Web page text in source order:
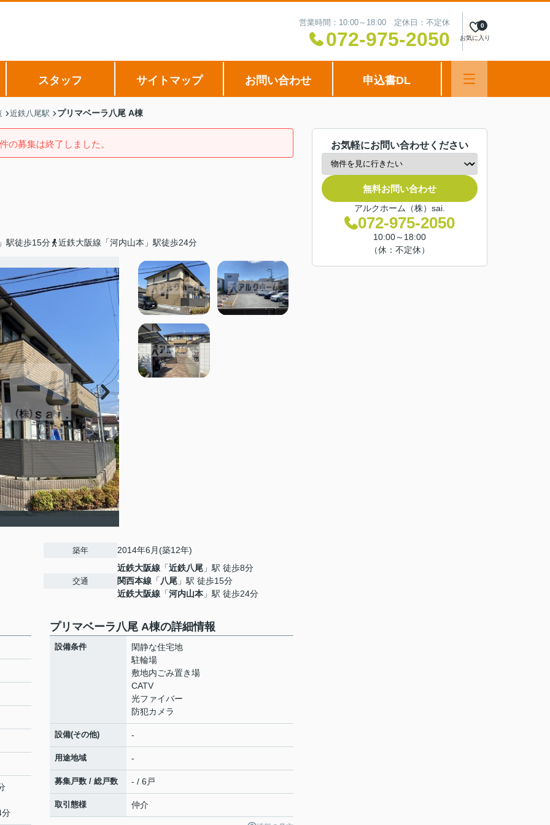
営業時間：10:00～18:00 定休日：不定休
072-975-2050 お気に入り
0
スタッフ サイトマップ お問い合わせ 申込書DL
近鉄八尾駅 プリマベーラ八尾 A棟
の募集は終了しました。
駅徒歩15分 近鉄大阪線「河内山本」駅徒歩24分
築年 2014年6月(築12年)
交通
近鉄大阪線 「近鉄八尾 」駅 徒歩8分
関西本線 「 八尾 」駅 徒歩15分
近鉄大阪線 「河内山本 」駅 徒歩24分
分
プリマベーラ八尾 A棟の詳細情報
設備条件
閑静な住宅地
駐輪場
敷地内ごみ置き場
CATV
光ファイバー
防犯カメラ
設備(その他) -
用途地域 -
募集戸数 / 総戸数 - / 6戸
取引態様 仲介
お気軽にお問い合わせください
無料お問い合わせ
アルクホーム（株）sai.
072-975-2050
10:00～18:00
（休：不定休）